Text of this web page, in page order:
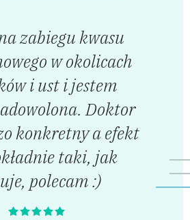
zabiegu kwasu
w okolicach
i ust i jestem
Doktor
konkretny a efekt
taki, jak
polecam :)